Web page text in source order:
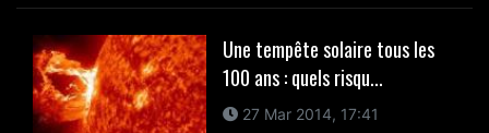
Une tempête solaire tous les
100 ans : quels risqu...
27 Mar 2014, 17:41